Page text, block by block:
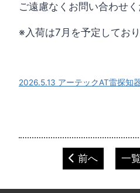
ご遠慮なくお問い合わせく
※入荷は7月を予定してお
2026.5.13 アーテックAT雷探知
前へ 一覧